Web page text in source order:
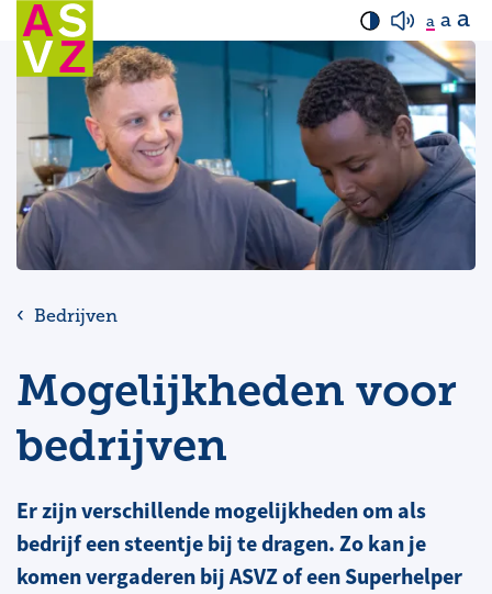
a a a
Bedrijven
Mogelijkheden voor
bedrijven
Er zijn verschillende mogelijkheden om als
bedrijf een steentje bij te dragen. Zo kan je
komen vergaderen bij ASVZ of een Superhelper